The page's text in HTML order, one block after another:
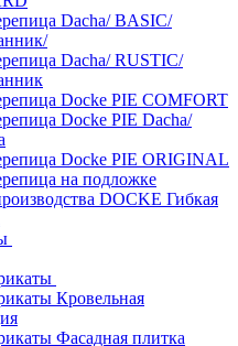
Dacha/ BASIC/
Dacha/ RUSTIC/
Docke PIE COMFORT
Docke PIE Dacha/
Docke PIE ОRIGINАL
на подложке
DOCKE Гибкая
Кровельная
Фасадная плитка